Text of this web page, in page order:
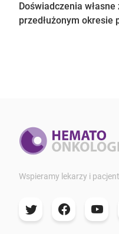
Doświadczenia
przedłużonym okresie
Wspieramy lekarzy i